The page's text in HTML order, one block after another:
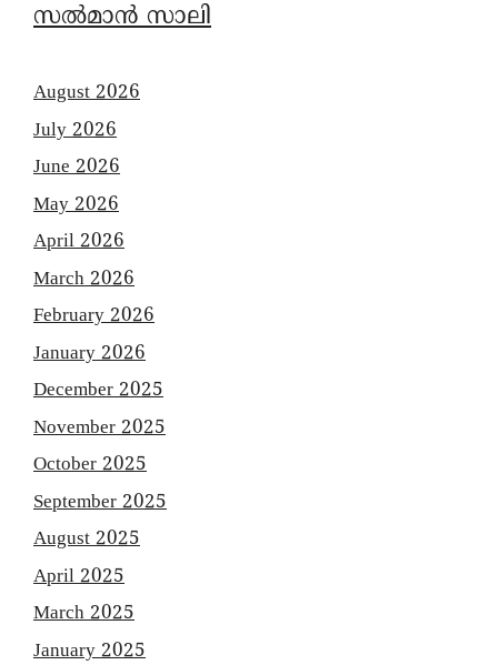
സൽമാൻ സാലി
August 2026
July 2026
June 2026
May 2026
April 2026
March 2026
February 2026
January 2026
December 2025
November 2025
October 2025
September 2025
August 2025
April 2025
March 2025
January 2025